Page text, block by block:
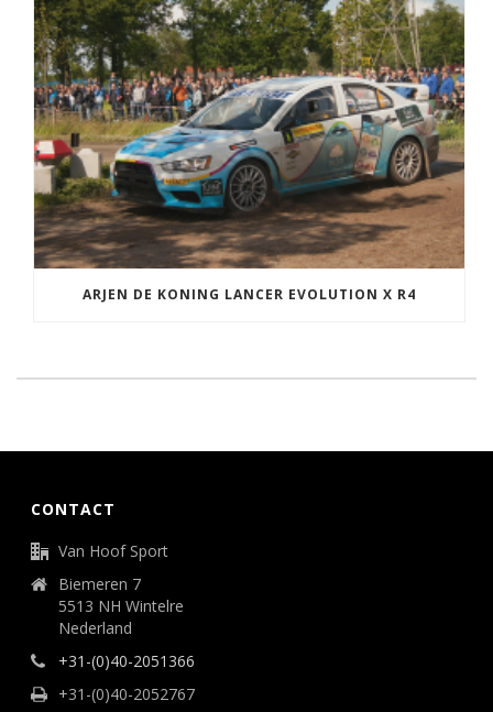
ARJEN DE KONING LANCER EVOLUTION X R4
CONTACT
Van Hoof Sport
Biemeren 7
5513 NH Wintelre
Nederland
+31-(0)40-2051366
+31-(0)40-2052767